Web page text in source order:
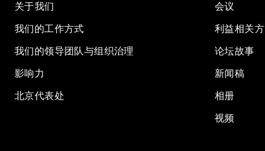
关于我们
我们的工作方式
我们的领导团队与组织治理
影响力
北京代表处
会议
利益相关方
论坛故事
新闻稿
相册
视频